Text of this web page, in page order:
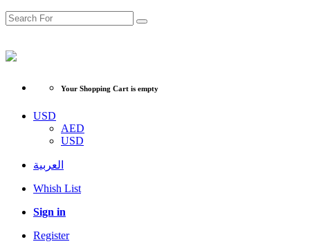
Your Shopping Cart is empty
USD
AED
USD
العربية
Whish List
Sign in
Register